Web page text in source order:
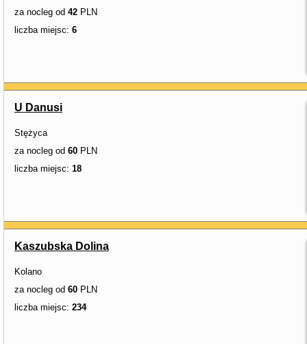
za nocleg od 42 PLN
liczba miejsc: 6
U Danusi
Stężyca
za nocleg od 60 PLN
liczba miejsc: 18
Kaszubska Dolina
Kolano
za nocleg od 60 PLN
liczba miejsc: 234